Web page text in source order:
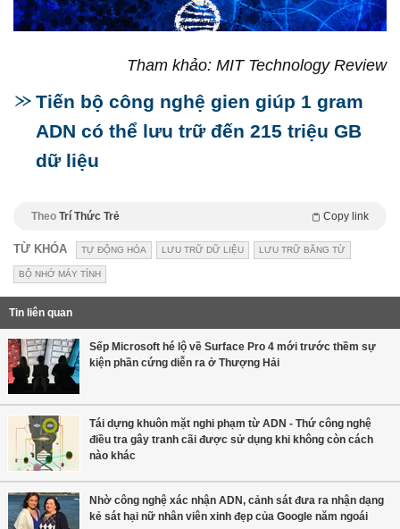
Tham khảo: MIT Technology Review
Tiến bộ công nghệ gien giúp 1 gram
ADN có thể lưu trữ đến 215 triệu GB
dữ liệu
Theo Trí Thức Trẻ Copy link
TỪ KHÓA TỰ ĐỘNG HÓA LƯU TRỮ DỮ LIỆU LƯU TRỮ BĂNG TỪ
BỘ NHỚ MÁY TÍNH
Tin liên quan
Sếp Microsoft hé lộ về Surface Pro 4 mới trước thềm sự
kiện phần cứng diễn ra ở Thượng Hải
Tái dựng khuôn mặt nghi phạm từ ADN - Thứ công nghệ
điều tra gây tranh cãi được sử dụng khi không còn cách
nào khác
Nhờ công nghệ xác nhận ADN, cảnh sát đưa ra nhận dạng
kẻ sát hại nữ nhân viên xinh đẹp của Google năm ngoái